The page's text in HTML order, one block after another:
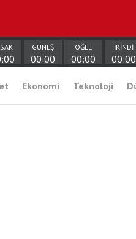
GÜNEŞ
00:00
ÖĞLE
00:00
İKİNDİ
00:00
Ekonomi Teknoloji